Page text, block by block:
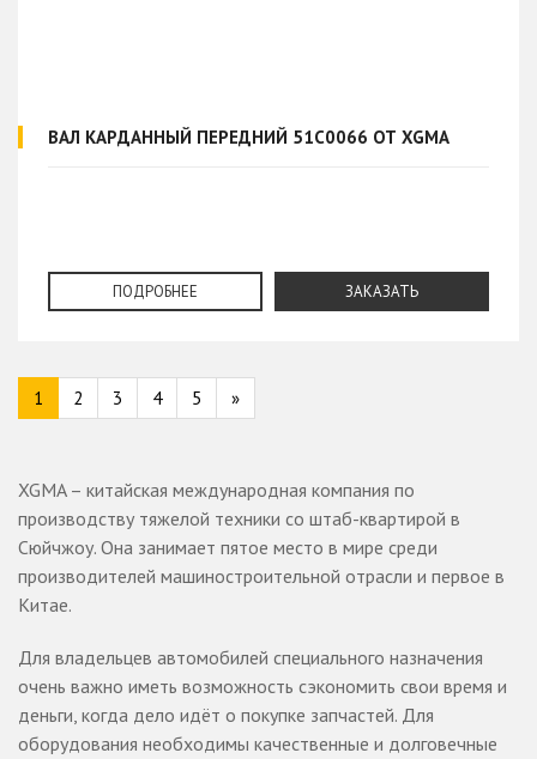
ВАЛ КАРДАННЫЙ ПЕРЕДНИЙ 51C0066 ОТ XGMA
ПОДРОБНЕЕ ЗАКАЗАТЬ
1 2 3 4 5 »
XGMA – китайская международная компания по
производству тяжелой техники со штаб-квартирой в
Сюйчжоу. Она занимает пятое место в мире среди
производителей машиностроительной отрасли и первое в
Китае.
Для владельцев автомобилей специального назначения
очень важно иметь возможность сэкономить свои время и
деньги, когда дело идёт о покупке запчастей. Для
оборудования необходимы качественные и долговечные